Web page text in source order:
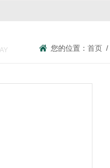
您的位置：首页 /